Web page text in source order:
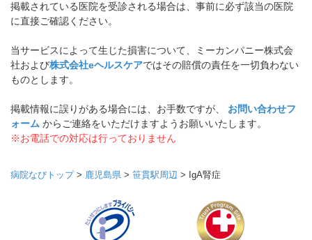
掲載されている医院を受診される場合は、事前に必ず該当の医院
に直接ご確認ください。
当サービスによって生じた損害について、ミーカンパニー株式会
社および株式会社eヘルスケアではその賠償の責任を一切負わない
ものとします。
掲載情報に誤りがある場合には、お手数ですが、 お問い合わせフ
ォーム からご連絡をいただけますようお願いいたします。
※お電話での対応は行っておりません
病院なびトップ> 鹿児島県 > 笹貫駅周辺 > IgA腎症